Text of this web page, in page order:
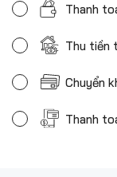
Thanh
Thu tiền
Chuyển
Thanh